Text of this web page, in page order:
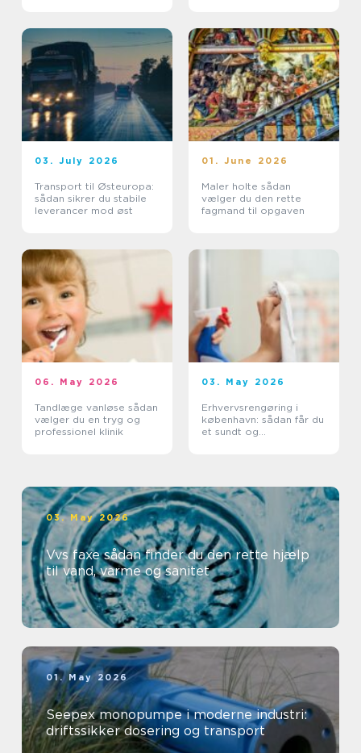
03. July 2026
Transport til Østeuropa:
sådan sikrer du stabile
leverancer mod øst
01. June 2026
Maler holte sådan
vælger du den rette
fagmand til opgaven
06. May 2026
Tandlæge vanløse sådan
vælger du en tryg og
professionel klinik
03. May 2026
Erhvervsrengøring i
københavn: sådan får du
et sundt og
03. May 2026
Vvs faxe sådan finder du den rette hjælp
til vand, varme og sanitet
01. May 2026
Seepex monopumpe i moderne industri:
driftssikker dosering og transport